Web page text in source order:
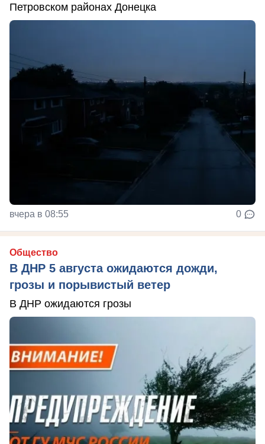
Петровском районах Донецка
вчера в 08:55 0
Общество
В ДНР 5 августа ожидаются дожди,
грозы и порывистый ветер
В ДНР ожидаются грозы